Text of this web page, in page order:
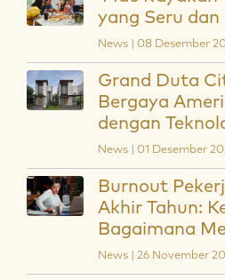
yang Seru
News | 08 Desember
Grand Duta
Bergaya
dengan
News | 01 Desember
Burnout
Akhir Tahun:
Bagaimana
News | 26 November